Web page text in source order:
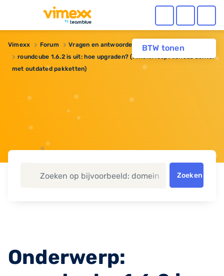
BTW tonen
Vimexx Forum Vragen en antwoorden
Webhosting
roundcube 1.6.2 is uit: hoe upgraden? (vimexx loopt serieus achter
met outdated pakketten)
Zoeken
Onderwerp: